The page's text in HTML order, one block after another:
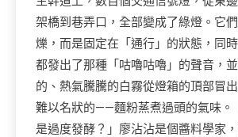
架橋到巷弄口，全部變成了綠燈。它
爍，而是固定在「通行」的狀態，同
都發出了那種「咕嚕咕嚕」的聲音，
的、熱氣騰騰的白霧從燈箱的頂部冒
難以名狀的——麵粉蒸煮過頭的氣味。
是過度發酵？」廖沾沾是個醬料學家